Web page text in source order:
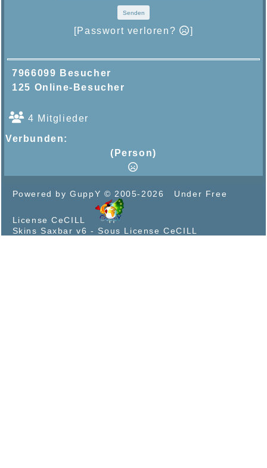
Senden
[Passwort verloren? ]
7966099 Besucher
125 Online-Besucher
4 Mitglieder
Verbunden:
(Person)
Powered by GuppY © 2005-2026 Under Free
License CeCILL
Skins Saxbar v6 - Sous License CeCILL